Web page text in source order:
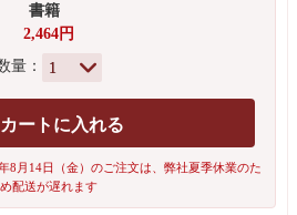
書籍
2,464円
量：
カートに入れる
8月14日（金）のご注文は、弊社夏季休業のた
め配送が遅れます